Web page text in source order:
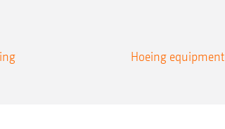
Hoeing equipment